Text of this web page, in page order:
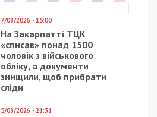
7/08/2026 - 15:00
На Закарпатті ТЦК
«списав» понад 1500
чоловік з військового
обліку, а документи
знищили, щоб прибрати
сліди
5/08/2026 - 21:31